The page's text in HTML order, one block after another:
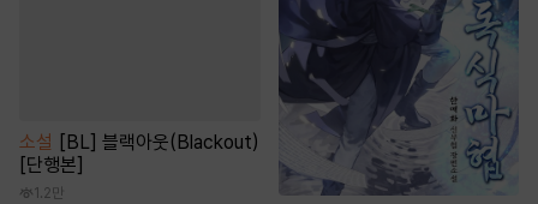
소설
[BL] 블랙아웃(Blackout)
[단행본]
1.2만